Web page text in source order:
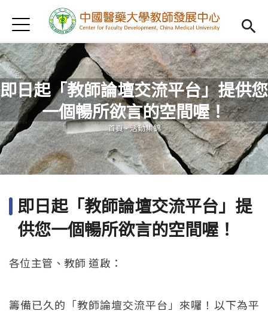
首頁
Open
認識我們
Open
教學研習
Open
新進教師
Open
傑出教授
Open
教師專業社群
Open
借用項目
Jump to Navigation
Jump to Main content
即日起「教師論壇交流平台」提供您
一個暢所欲言的空間喔！
您在這裡
首頁-活動集錦
即日起「教師論壇交流平台」提
供您一個暢所欲言的空間喔！
各位主管、教師 道啟：
籌備已久的「教師論壇交流平台」來囉！以下為平